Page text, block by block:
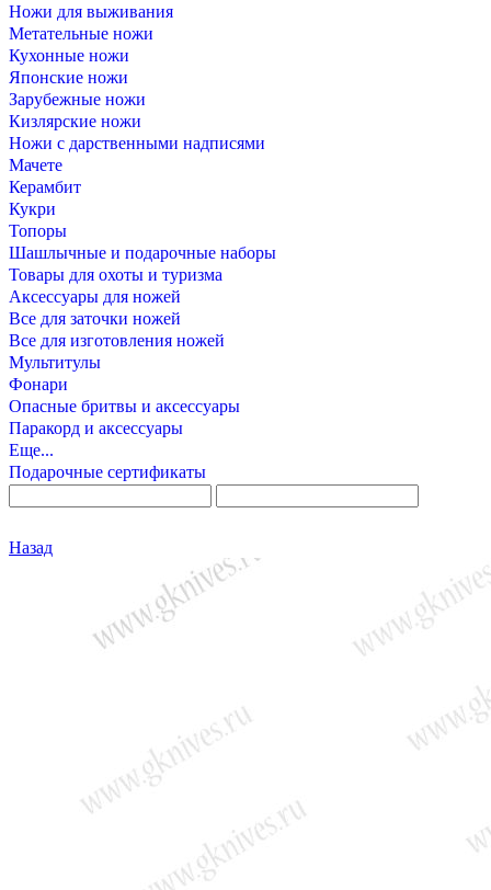
Ножи для выживания
Метательные ножи
Кухонные ножи
Японские ножи
Зарубежные ножи
Кизлярские ножи
Ножи с дарственными надписями
Мачете
Керамбит
Кукри
Топоры
Шашлычные и подарочные наборы
Товары для охоты и туризма
Аксессуары для ножей
Все для заточки ножей
Все для изготовления ножей
Мультитулы
Фонари
Опасные бритвы и аксессуары
Паракорд и аксессуары
Еще...
Подарочные сертификаты
Назад